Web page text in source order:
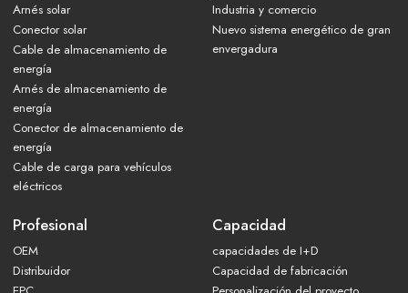
Arnés solar
Conector solar
Cable de almacenamiento de
energía
Arnés de almacenamiento de
energía
Conector de almacenamiento de
energía
Cable de carga para vehículos
eléctricos
Industria y comercio
Nuevo sistema energético de gran
envergadura
Profesional
OEM
Distribuidor
Capacidad
capacidades de I+D
Capacidad de fabricación